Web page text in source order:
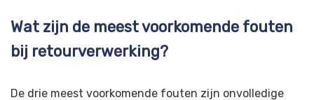
Wat zijn de meest voorkomende fouten
bij retourverwerking?
De drie meest voorkomende fouten zijn onvolledige